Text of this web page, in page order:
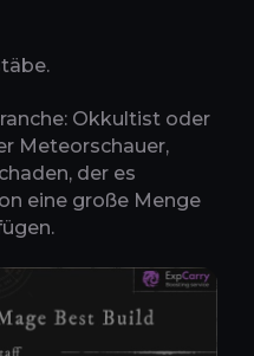
Okkultist oder
Meteorschauer,
der es
eine große Menge